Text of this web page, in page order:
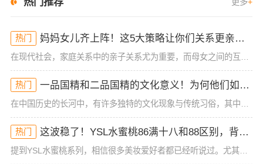
热门 妈妈女儿齐上阵！这5大策略让你们关系更亲密，感情升温不可挡！
热门 一品国精和二品国精的文化意义！为何他们如此独特？你绝对不知道的深层背景
热门 这波稳了！YSL水蜜桃86满十八和88区别，背后暗藏的秘密你知道吗？
提到YSL水蜜桃系列，相信很多美妆爱好者都已经听说过。尤其是水蜜桃86满十八和88这两个色号，它们凭借着清新甜美的色调，迅速在市场中占据了一席之地。然而，这两款看似相似的色号，到底有什么区别呢？今天，